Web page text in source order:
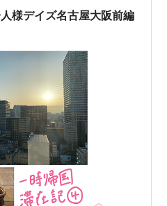
様デイズ名古屋大阪前編